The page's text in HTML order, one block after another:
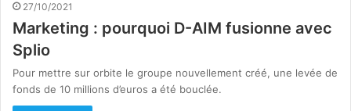
27/10/2021
Marketing : pourquoi D-AIM fusionne avec
Splio
Pour mettre sur orbite le groupe nouvellement créé, une levée de
fonds de 10 millions d’euros a été bouclée.